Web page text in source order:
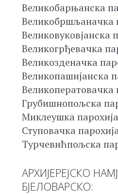
Великобарњанска
Великобршљаначка
Великовуковјанска
Великогрђевачка
Великозденачка
Великопашијанска
Великоператовачка
Грубишнопољска
Миклеушка парохија
Ступовачка
Турчевићпољска
АРХИЈЕРЕЈСКО
БЈЕЛОВАРСКО: